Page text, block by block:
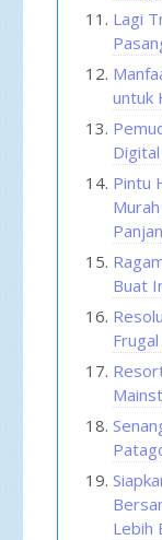
Lagi
untuk
Pintu
Buat
Lebih